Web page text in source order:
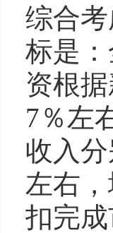
综合
标是
资根
7％左
收入
左右
扣完成